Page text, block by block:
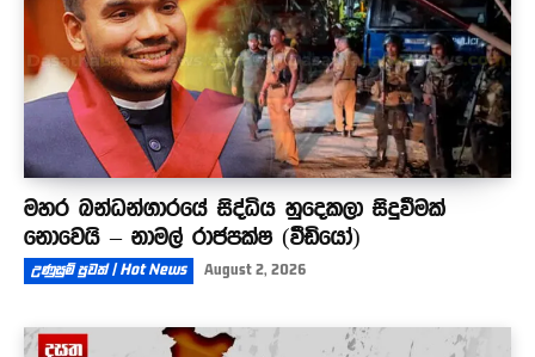
මහර බන්ධන්ගාරයේ සිද්ධිය හුදෙකලා සිදුවීමක්
නොවෙයි – නාමල් රාජපක්ෂ (වීඩියෝ)
උණුසුම් පුවත් | Hot News August 2, 2026